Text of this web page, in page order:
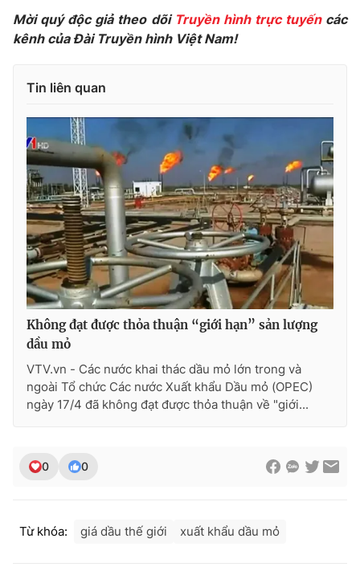
Học trực tuyến
Hitech Công nghệ tương lai
Tư vấn
Giao lưu trực tuyến
Lịch phát sóng
Chuyên mục khác
Emagazine Podcast
Photo Infographic
Video Shorts video
VTV Money VTV Thể thao
VTV Sức khoẻ Bất động sản
VTV4 Vươn mình bằng AI
Mời quý độc giả theo dõi Truyền hình trực tuyếncác
kênh của Đài Truyền hình Việt Nam!
Tin liên quan
Không đạt được thỏa thuận “giới hạn” sản lượng
dầu mỏ
VTV.vn - Các nước khai thác dầu mỏ lớn trong và
ngoài Tổ chức Các nước Xuất khẩu Dầu mỏ (OPEC)
ngày 17/4 đã không đạt được thỏa thuận về "giới...
0 0
Từ khóa: giá dầu thế giới xuất khẩu dầu mỏ